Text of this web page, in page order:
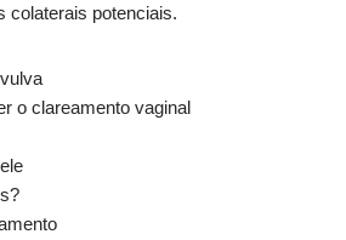
colaterais potenciais.
o clareamento vaginal